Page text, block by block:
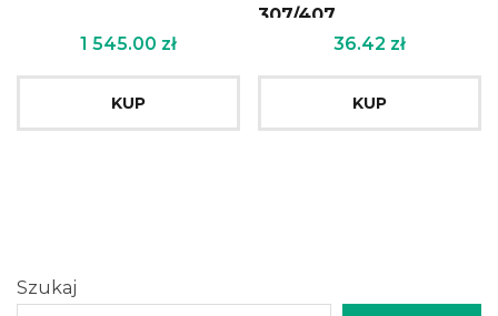
1 545.00 zł
KUP
307/407
36.42 zł
KUP
Szukaj